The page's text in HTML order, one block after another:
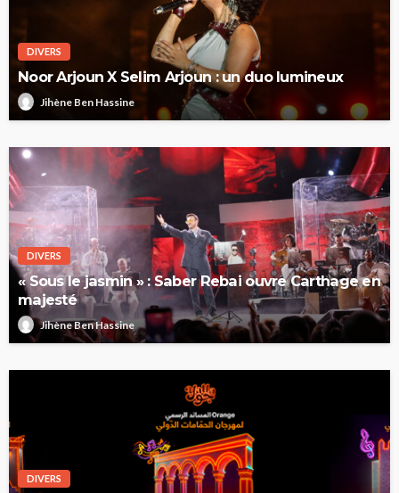
DIVERS
Noor Arjoun X Selim Arjoun : un duo lumineux
Jihène Ben Hassine
DIVERS
« Sous le jasmin » : Saber Rebai ouvre Carthage en
majesté
Jihène Ben Hassine
DIVERS